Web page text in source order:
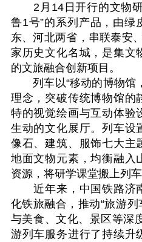
2月14日开行的文物研
鲁1号”的系列产品，由绿
东、河北两省，串联泰安
家历史文化名城，是集文
的文旅融合创新项目。
列车以“移动的博物馆
理念，突破传统博物馆的
特的视觉绘画与互动体验
生动的文化展厅。列车设
像石、建筑、服饰七大主
地面文物元素，均衡融入
资源，将研学课堂搬上列车
近年来，中国铁路济
化铁旅融合，推动“旅游
与美食、文化、景区等深
游列车服务进行了持续升